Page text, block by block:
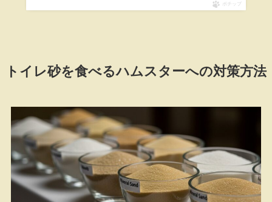
ポチップ
トイレ砂を食べるハムスターへの対策方法